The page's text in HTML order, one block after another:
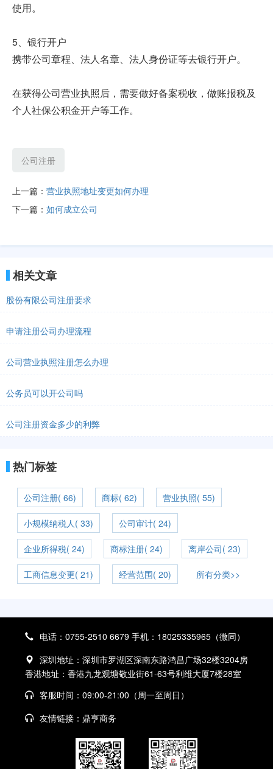
使用。
5、银行开户
携带公司章程、法人名章、法人身份证等去银行开户。
在获得公司营业执照后，需要做好备案税收，做账报税及
个人社保公积金开户等工作。
公司注册
上一篇： 营业执照地址变更如何办理
下一篇： 如何成立公司
相关文章
股份有限公司注册要求
申请注册公司办理流程
公司营业执照注册怎么办理
公务员可以开公司吗
公司注册资金多少的利弊
热门标签
公司注册( 66) 商标( 62) 营业执照( 55)
小规模纳税人( 33) 公司审计( 24)
企业所得税( 24) 商标注册( 24) 离岸公司( 23)
工商信息变更( 21) 经营范围( 20) 所有分类>>
电话：0755-2510 6679 手机：18025335965（微同）
深圳地址：深圳市罗湖区深南东路鸿昌广场32楼3204房
香港地址：香港九龙观塘敬业街61-63号利维大厦7楼28室
客服时间：09:00-21:00（周一至周日）
友情链接： 鼎亨商务